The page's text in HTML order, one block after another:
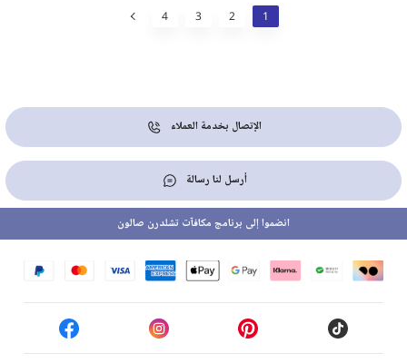
1
2
3
4
الإتصال بخدمة العملاء
أرسل لنا رسالة
انضموا إلى برنامج مكافآت تشلدرن صالون